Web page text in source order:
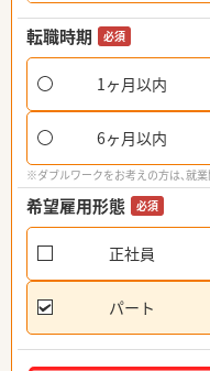
転職時期 必須
1ヶ月以内
6ヶ月以内
※ダブルワークをお考えの方は、就
希望雇用形態 必須
正社員
パート